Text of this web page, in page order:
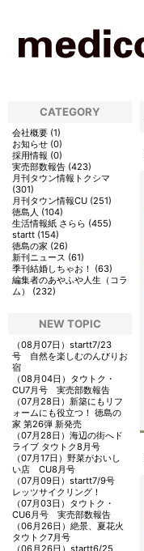
CATEGORY
会社概要 (1)
お知らせ (0)
採用情報 (0)
実売部数報告 (423)
月刊タウン情報トクシマ
(301)
月刊タウン情報CU (251)
徳島人 (104)
生活情報紙 さらら (455)
startt (154)
徳島の家 (26)
新刊ニュース (61)
季刊結婚しちゃお！
(63)
編集者のあやふや人生（コラ
ム）
(232)
NEW TOPIC
（08月07日） startt7/23
号 自然を楽しむのんびりお
宿
（08月04日） タウトク・
CU7月号 実売部数報告
（07月28日） 新築にもリフ
ォームにも役立つ！ 徳島の
家 第26弾 新発売
（07月28日） 海辺の街へド
ライブ タウトク8月号
（07月17日） 野菜がおいし
い店 CU8月号
（07月09日） startt7/9号
レッツサイクリング！
（07月03日） タウトク・
CU6月号 実売部数報告
（06月26日） 絶景、夏花火
タウトク7月号
（06月26日） startt6/25